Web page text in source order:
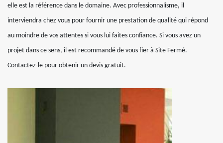
elle est la référence dans le domaine. Avec professionnalisme, il
interviendra chez vous pour fournir une prestation de qualité qui répond
au moindre de vos attentes si vous lui faites confiance. Si vous avez un
projet dans ce sens, il est recommandé de vous fier à Site Fermé.
Contactez-le pour obtenir un devis gratuit.